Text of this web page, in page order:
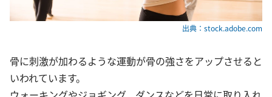
出典：stock.adobe.com
骨に刺激が加わるような運動が骨の強さをアップさせると
いわれています。